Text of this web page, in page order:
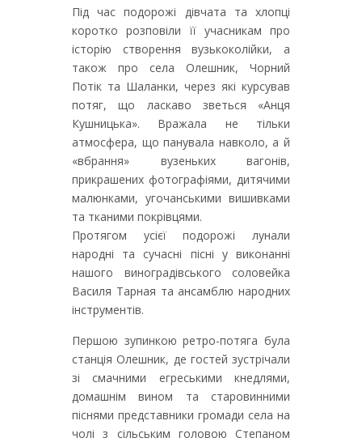
Під час подорожі дівчата та хлопці
коротко розповіли її учасникам про
історію створення вузькоколійки, а
також про села Олешник, Чорний
Потік та Шаланки, через які курсував
потяг, що ласкаво зветься «Анця
Кушницька». Вражала не тільки
атмосфера, що панувала навколо, а й
«вбрання» вузеньких вагонів,
прикрашених фотографіями, дитячими
малюнками, угочанськими вишивками
та тканими покрівцями.
Протягом усієї подорожі лунали
народні та сучасні пісні у виконанні
нашого виноградівського соловейка
Василя Тарная та ансамблю народних
інструментів.
Першою зупинкою ретро-потяга була
станція Олешник, де гостей зустрічали
зі смачними егреськими кнедлями,
домашнім вином та старовинними
піснями представники громади села на
чолі з сільським головою Степаном